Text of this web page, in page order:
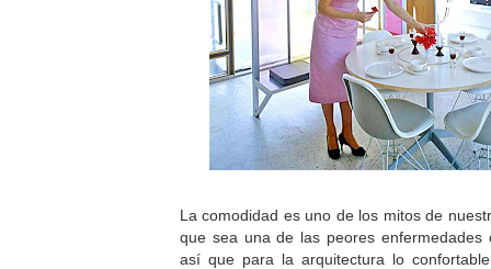
La comodidad es uno de los mitos de
que sea una de las peores enfermedades
así que para la arquitectura lo